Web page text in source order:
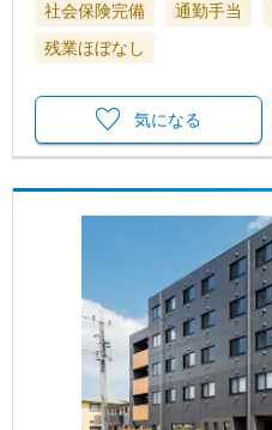
社会保険完備 通勤手当
残業ほぼなし
気になる